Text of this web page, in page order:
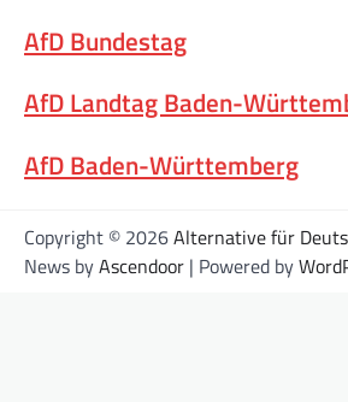
AfD Bundestag
AfD Landtag Baden-
AfD Baden-Württemberg
Copyright © 2026Alternative für
News byAscendoor | Powered by